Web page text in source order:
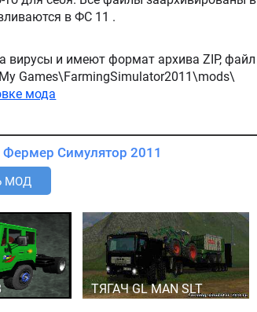
архив, легко распаковываются, и легко устанавливаются в ФС 11 .
вирусы и имеют формат архива ZIP, файл
Games\FarmingSimulator2011\mods\
мода
Скачать мод Тягач Zipfer для Фермер Симулятор 2011
МОД
ТЯГАЧ GL MAN SLT